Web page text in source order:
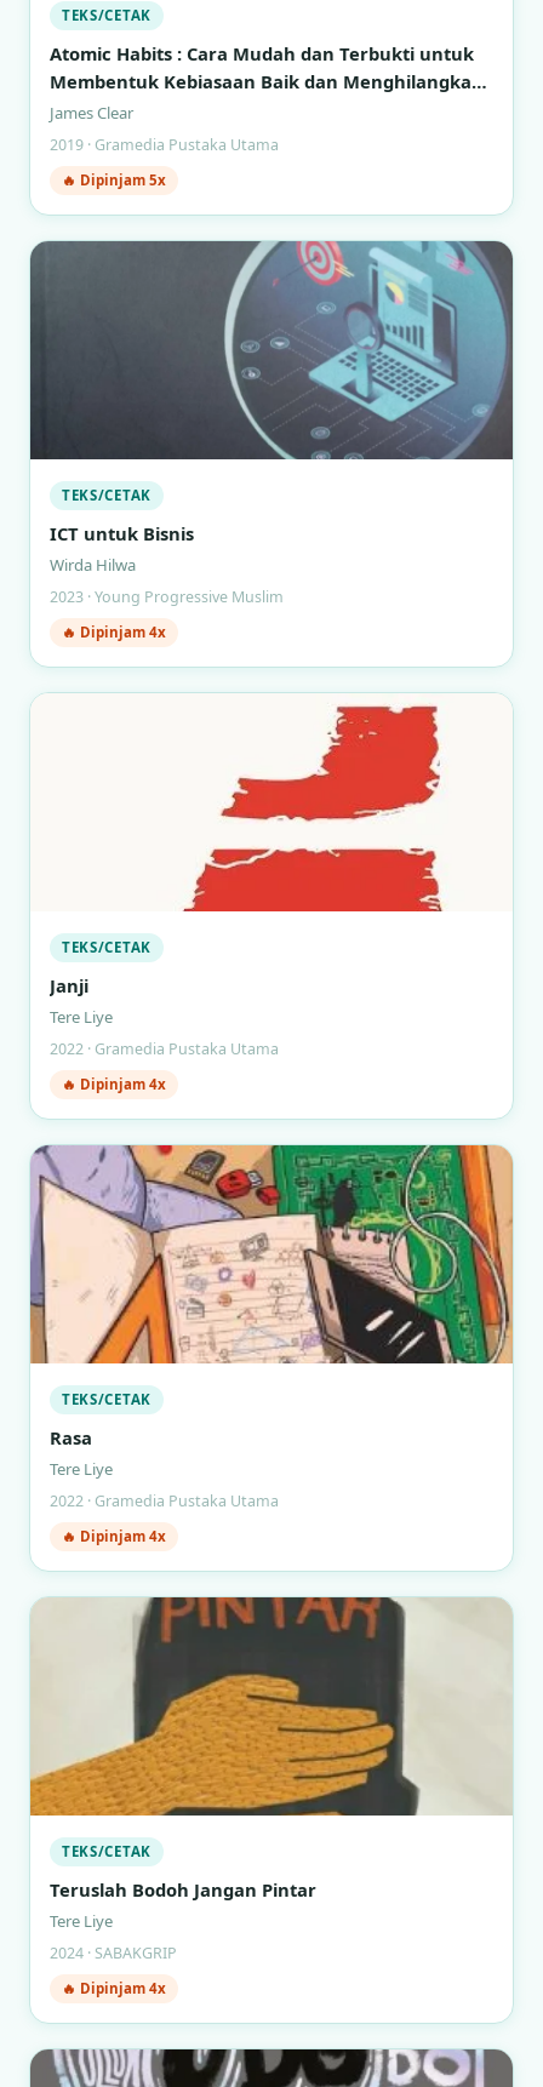
TEKS/CETAK
Atomic Habits : Cara Mudah dan Terbukti untuk
Membentuk Kebiasaan Baik dan Menghilangkan
Kebiasaan Buruk
James Clear
2019 · Gramedia Pustaka Utama
🔥 Dipinjam 5x
TEKS/CETAK
ICT untuk Bisnis
Wirda Hilwa
2023 · Young Progressive Muslim
🔥 Dipinjam 4x
TEKS/CETAK
Janji
Tere Liye
2022 · Gramedia Pustaka Utama
🔥 Dipinjam 4x
TEKS/CETAK
Rasa
Tere Liye
2022 · Gramedia Pustaka Utama
🔥 Dipinjam 4x
TEKS/CETAK
Teruslah Bodoh Jangan Pintar
Tere Liye
2024 · SABAKGRIP
🔥 Dipinjam 4x